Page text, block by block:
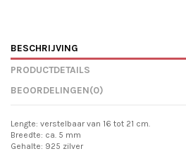
BESCHRIJVING
PRODUCTDETAILS
BEOORDELINGEN(0)
Lengte: verstelbaar van 16 tot 21 cm.
Breedte: ca. 5 mm
Gehalte: 925 zilver